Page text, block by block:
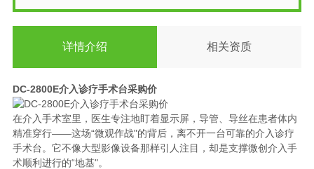
详情介绍 相关资质
DC-2800E介入诊疗手术台采购价
在介入手术室里，医生专注地盯着显示屏，导管、导丝在患者体内
精准穿行——这场“微观作战"的背后，离不开一台可靠的介入诊疗
手术台。它不像大型影像设备那样引人注目，却是支撑微创介入手
术顺利进行的“地基"。